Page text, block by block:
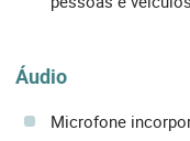
Áudio
Microfone